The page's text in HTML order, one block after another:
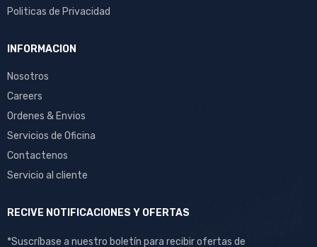
Politicas de Privacidad
INFORMACION
Nosotros
Careers
Ordenes & Envios
Servicios de Oficina
Contactenos
Servicio al cliente
RECIVE NOTIFICACIONES Y OFERTAS
*Suscríbase a nuestro boletín para recibir ofertas de